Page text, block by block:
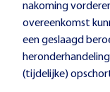
nakoming
overeenkomst
een geslaagd
(tijdelijke)